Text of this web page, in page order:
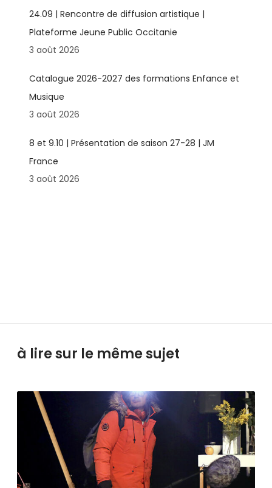
24.09 | Rencontre de diffusion artistique |
Plateforme Jeune Public Occitanie
3 août 2026
Catalogue 2026-2027 des formations Enfance et
Musique
3 août 2026
8 et 9.10 | Présentation de saison 27-28 | JM
France
3 août 2026
à lire sur le même sujet